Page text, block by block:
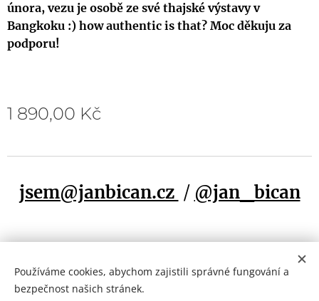
února, vezu je osobě ze své thajské výstavy v
Bangkoku :) how authentic is that? Moc děkuju za
podporu!
1 890,00 Kč
jsem@janbican.cz / @jan_bican
jan bican, 2025 Cookies
Používáme cookies, abychom zajistili správné fungování a
bezpečnost našich stránek.